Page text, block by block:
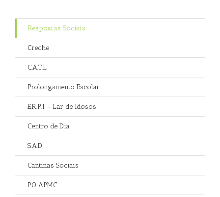
Respostas Sociais
Creche
C.A.T.L
Prolongamento Escolar
E.R.P.I – Lar de Idosos
Centro de Dia
S.A.D
Cantinas Sociais
PO APMC